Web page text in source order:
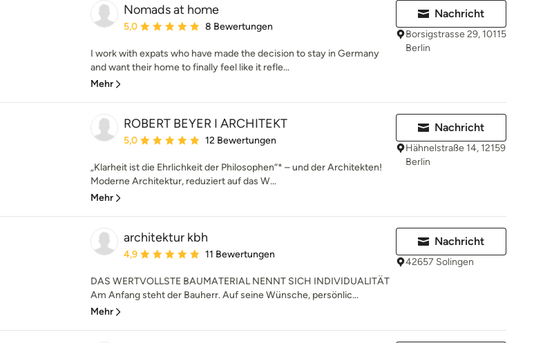
Nomads at home
Durchschnittliche Bewertung: 5 von 5 Sternen
5,0 8 Bewertungen
I work with expats who have made the decision to stay in Germany
and want their home to finally feel like it refle...
Mehr
Nachricht
Borsigstrasse 29, 10115
Berlin
ROBERT BEYER I ARCHITEKT
Durchschnittliche Bewertung: 5 von 5 Sternen
5,0 12 Bewertungen
„Klarheit ist die Ehrlichkeit der Philosophen“* – und der Architekten!
Moderne Architektur, reduziert auf das W...
Mehr
Nachricht
Hähnelstraße 14, 12159
Berlin
architektur kbh
Durchschnittliche Bewertung: 4.9 von 5 Sternen
4,9 11 Bewertungen
DAS WERTVOLLSTE BAUMATERIAL NENNT SICH INDIVIDUALITÄT
Am Anfang steht der Bauherr. Auf seine Wünsche, persönlic...
Mehr
Nachricht
42657 Solingen